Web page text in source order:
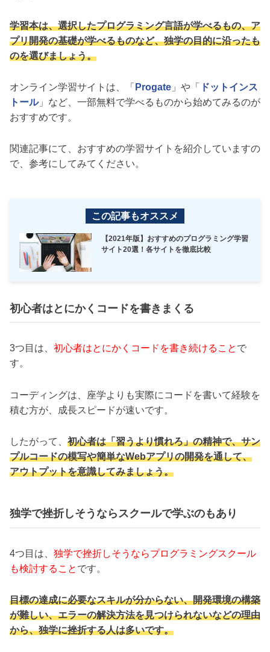
学習本は、選択したプログラミング言語が学べるもの、ア
プリ開発の基礎が学べるものなど、独学の目的に沿ったも
のを選びましょう。
オンライン学習サイトは、「 Progate 」や「
ドットインス
トール」など、一部無料で学べるものから始めてみるのが
おすすめです。
関連記事にて、おすすめの学習サイトを紹介していますの
で、参考にしてみてください。
この記事もオススメ
【2021年版】おすすめのプログラミング学習
サイト20選！各サイトを徹底比較
初心者はとにかくコードを書きまくる
3つ目は、 初心者はとにかくコードを書き続けること で
す。
コーディングは、座学よりも実際にコードを書いて経験を
積む方が、成長スピードが速いです。
したがって、 初心者は「習うより慣れろ」の精神で、サン
プルコードの模写や簡単なWebアプリの開発を通して、
アウトプットを意識してみましょう。
独学で挫折しそうならスクールで学ぶのもあり
4つ目は、 独学で挫折しそうならプログラミングスクール
も検討すること です。
目標の達成に必要なスキルが分からない、開発環境の構築
が難しい、エラーの解決方法を見つけられないなどの理由
から、独学に挫折する人は多いです。